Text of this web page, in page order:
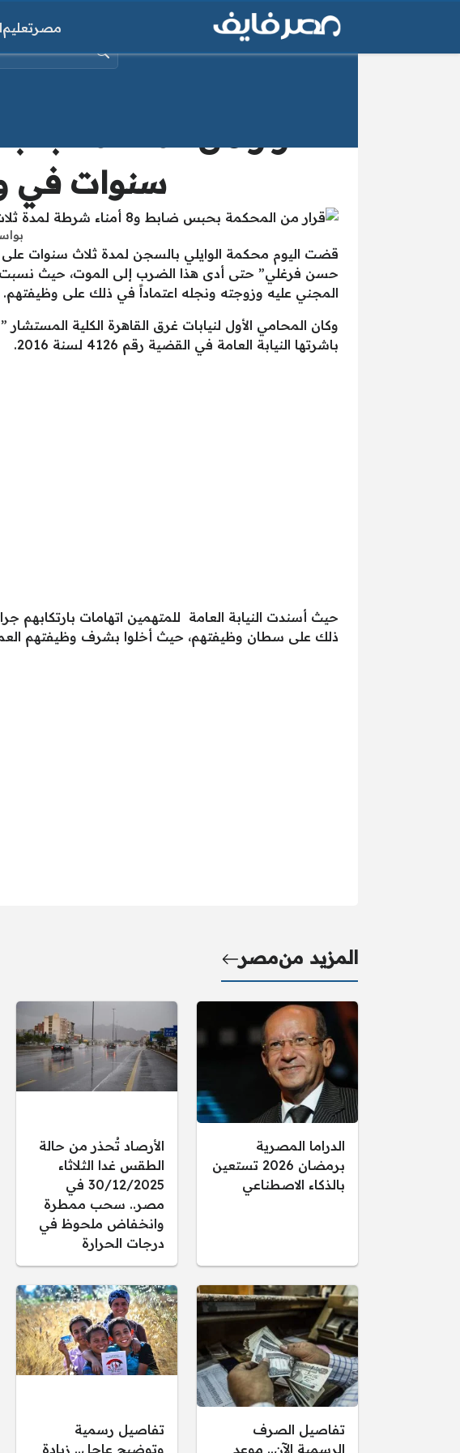
مصرتعليم
سنوات في
قضت اليوم محكمة الوايلي بالسجن لمدة ثلاث سنوات
المجني عليه وزوجته ونجله اعتماداً في ذلك على وظيفتهم.
وكان المحامي الأول لنيابات غرق القاهرة الكلية
باشرتها النيابة العامة في القضية رقم 4126 لسنة 2016.
حيث أسندت النيابة العامة للمتهمين اتهامات
ذلك على سطان وظيفتهم، حيث أخلوا بشرف وظيفتهم
المزيد منمصر
الدراما المصرية
برمضان 2026 تستعين
بالذكاء الاصطناعي
الأرصاد تُحذر من حالة
الطقس غدا الثلاثاء
30/12/2025 في
مصر.. سحب ممطرة
وانخفاض ملحوظ في
درجات الحرارة
تفاصيل الصرف
الرسمية الآن.. موعد
تفاصيل رسمية
وتوضيح عاجل.. زيادة